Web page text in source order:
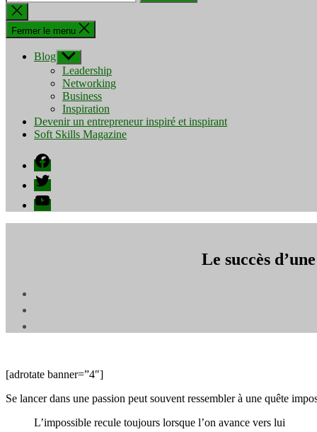
Fermer
la
recherche
Fermer le menu
Blog Afficher
le
sous-
menu
Leadership
Networking
Business
Inspiration
Devenir un entrepreneur inspiré et inspirant
Soft Skills Magazine
Facebook
Twitter
YouTube
Le succès
[adrotate banner=”4″]
Se lancer dans une passion peut souvent ressembler à une quête
L’impossible recule toujours lorsque l’on avance vers lui